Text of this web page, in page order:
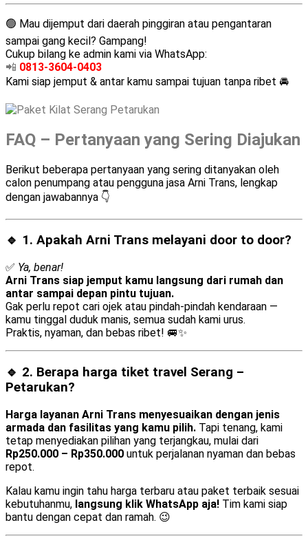
🟢 Mau dijemput dari daerah pinggiran atau pengantaran
sampai gang kecil? Gampang!
Cukup bilang ke admin kami via WhatsApp:
📲 0813-3604-0403
Kami siap jemput & antar kamu sampai tujuan tanpa ribet 🚘
FAQ – Pertanyaan yang Sering Diajukan
Berikut beberapa pertanyaan yang sering ditanyakan oleh
calon penumpang atau pengguna jasa Arni Trans, lengkap
dengan jawabannya 👇
🔹 1. Apakah Arni Trans melayani door to door?
✅ Ya, benar!
Arni Trans siap jemput kamu langsung dari rumah dan
antar sampai depan pintu tujuan.
Gak perlu repot cari ojek atau pindah-pindah kendaraan —
kamu tinggal duduk manis, semua sudah kami urus.
Praktis, nyaman, dan bebas ribet! 🚐✨
🔹 2. Berapa harga tiket travel Serang –
Petarukan?
Harga layanan Arni Trans menyesuaikan dengan jenis
armada dan fasilitas yang kamu pilih. Tapi tenang, kami
tetap menyediakan pilihan yang terjangkau, mulai dari
Rp250.000 – Rp350.000 untuk perjalanan nyaman dan bebas
repot.
Kalau kamu ingin tahu harga terbaru atau paket terbaik sesuai
kebutuhanmu, langsung klik WhatsApp aja! Tim kami siap
bantu dengan cepat dan ramah. 😉